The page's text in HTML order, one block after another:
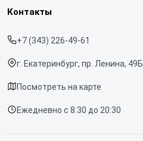
Срочный ремонт
Доставка и способы оплаты
Диагностика
Контакты
Квадрокоптеров
Контакты
+7 (343) 226-49-61
г. Екатеринбург, пр. Ленина, 49Б
Посмотреть на карте
Ежедневно с 8:30 до 20:30